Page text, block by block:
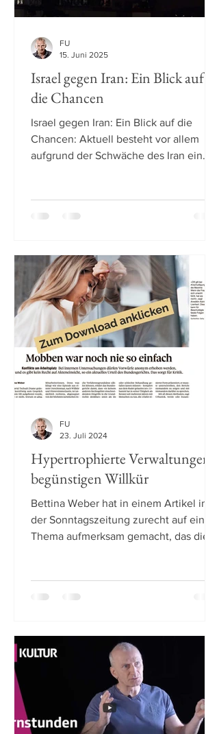
Israel gegen Iran: Ein Blick auf
die Chancen
Israel gegen Iran: Ein Blick auf die
Chancen: Aktuell besteht vor allem
aufgrund der Schwäche des Iran ein
FU
15. Juni 2025
Hypertrophierte Verwaltungen
begünstigen Willkür
Bettina Weber hat in einem Artikel in
der Sonntagszeitung zurecht auf ein
Thema aufmerksam gemacht, das die
FU
23. Juli 2024